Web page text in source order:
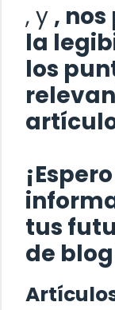
, y ,
la
los
tus
de